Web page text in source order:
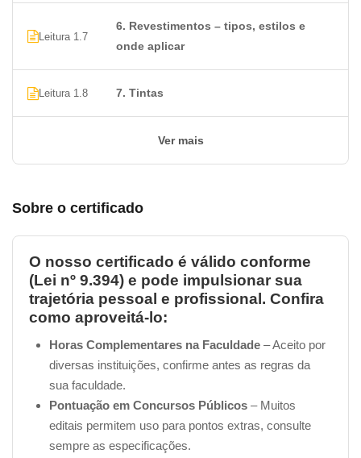
Leitura 1.7
6. Revestimentos – tipos, estilos e
onde aplicar
Leitura 1.8 7. Tintas
Ver mais
Sobre o certificado
O nosso certificado é válido conforme
(Lei nº 9.394) e pode impulsionar sua
trajetória pessoal e profissional. Confira
como aproveitá-lo:
Horas Complementares na Faculdade – Aceito por
diversas instituições, confirme antes as regras da
sua faculdade.
Pontuação em Concursos Públicos – Muitos
editais permitem uso para pontos extras, consulte
sempre as especificações.